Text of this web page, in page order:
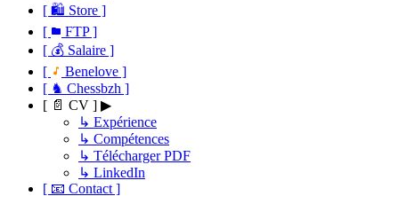
[ 🛍 Store ]
[
FTP ]
[ 💰 Salaire ]
[
Benelove ]
[ ♞ Chessbzh ]
[ 📄 CV ] ▶
↳ Expérience
↳ Compétences
↳ Télécharger PDF
↳ LinkedIn
[ 📧 Contact ]